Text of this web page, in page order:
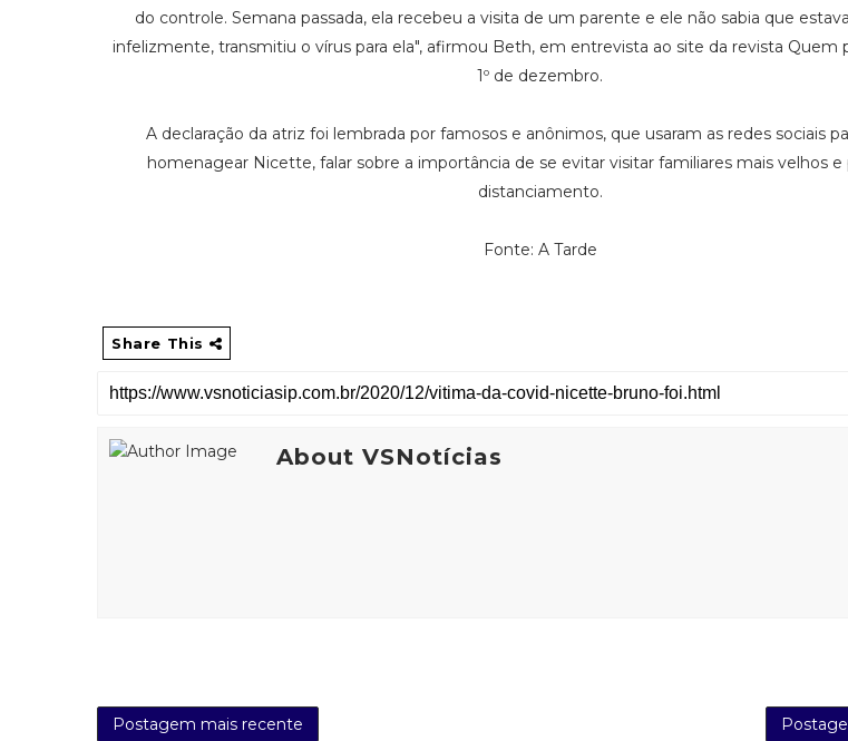
do controle. Semana passada, ela recebeu a visita de um parente e ele não sabia que
infelizmente, transmitiu o vírus para ela", afirmou Beth, em entrevista ao site da revista Quem
1º de dezembro.
A declaração da atriz foi lembrada por famosos e anônimos, que usaram as redes sociais
homenagear Nicette, falar sobre a importância de se evitar visitar familiares mais velhos e
distanciamento.
Fonte: A Tarde
Share This
About VSNotícias
Postagem mais recente